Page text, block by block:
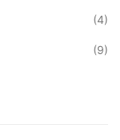
(4)
(9)